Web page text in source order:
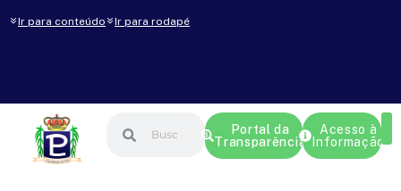
Ir para conteúdo Ir para rodapé
Portal da
Transparência
Acesso à
Informação